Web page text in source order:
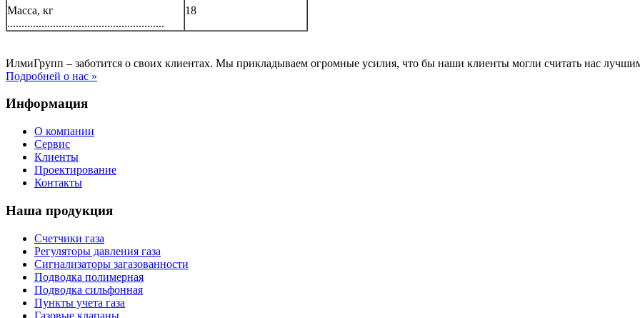
Масса, кг
.......................................................
18
ИлмиГрупп – заботится о своих клиентах. Мы прикладываем огромные усилия, что бы наши клиенты могли считать нас
Подробней о нас »
Информация
О компании
Сервис
Клиенты
Проектирование
Контакты
Наша продукция
Счетчики газа
Регуляторы давления газа
Сигнализаторы загазованности
Подводка полимерная
Подводка сильфонная
Пункты учета газа
Газовые клапаны